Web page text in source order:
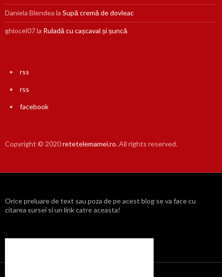
Daniela Blendea la Supă cremă de dovleac
ghiocel07la Ruladă cu cașcaval și șuncă
rss
rss
facebook
Copyright © 2020retetelemamei.ro. All rights reserved.
Orice preluare de text sau poza de pe acest blog se va face cu
citarea sursei si un link catre aceasta!